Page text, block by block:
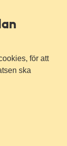
för att
ska